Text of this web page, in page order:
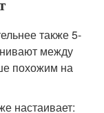
также 5-
между
похожим на
настаивает: